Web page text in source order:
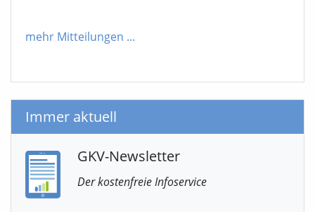
mehr Mitteilungen ...
Immer aktuell
GKV-Newsletter
Der kostenfreie Infoservice